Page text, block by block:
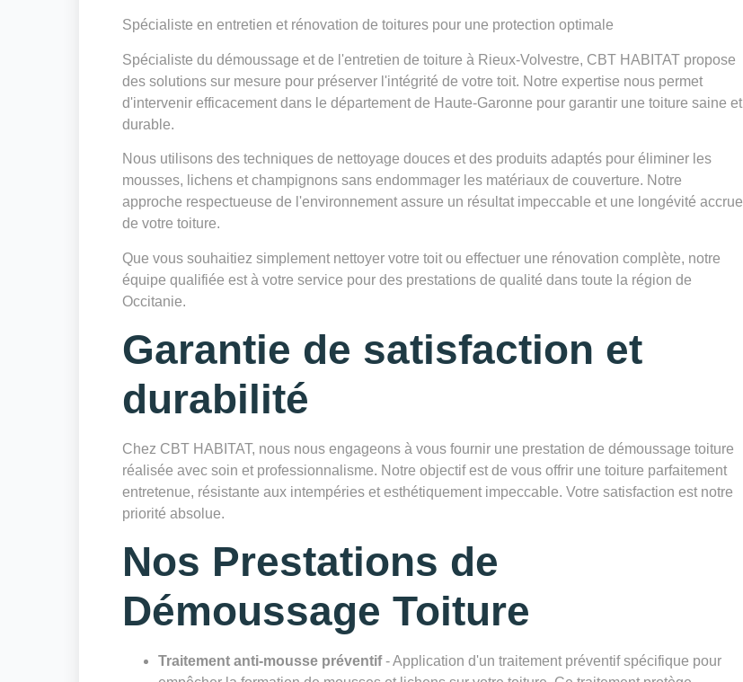
Spécialiste en entretien et rénovation de toitures pour une protection optimale
Spécialiste du démoussage et de l'entretien de toiture à Rieux-Volvestre, CBT HABITAT propose
des solutions sur mesure pour préserver l'intégrité de votre toit. Notre expertise nous permet
d'intervenir efficacement dans le département de Haute-Garonne pour garantir une toiture saine et
durable.
Nous utilisons des techniques de nettoyage douces et des produits adaptés pour éliminer les
mousses, lichens et champignons sans endommager les matériaux de couverture. Notre
approche respectueuse de l'environnement assure un résultat impeccable et une longévité accrue
de votre toiture.
Que vous souhaitiez simplement nettoyer votre toit ou effectuer une rénovation complète, notre
équipe qualifiée est à votre service pour des prestations de qualité dans toute la région de
Occitanie.
Garantie de satisfaction et
durabilité
Chez CBT HABITAT, nous nous engageons à vous fournir une prestation de démoussage toiture
réalisée avec soin et professionnalisme. Notre objectif est de vous offrir une toiture parfaitement
entretenue, résistante aux intempéries et esthétiquement impeccable. Votre satisfaction est notre
priorité absolue.
Nos Prestations de
Démoussage Toiture
Traitement anti-mousse préventif- Application d'un traitement préventif spécifique pour